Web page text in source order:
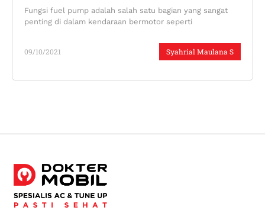
Syahrial Maulana S
09/10/2021
Fungsi fuel pump adalah salah satu bagian yang sangat
penting di dalam kendaraan bermotor seperti